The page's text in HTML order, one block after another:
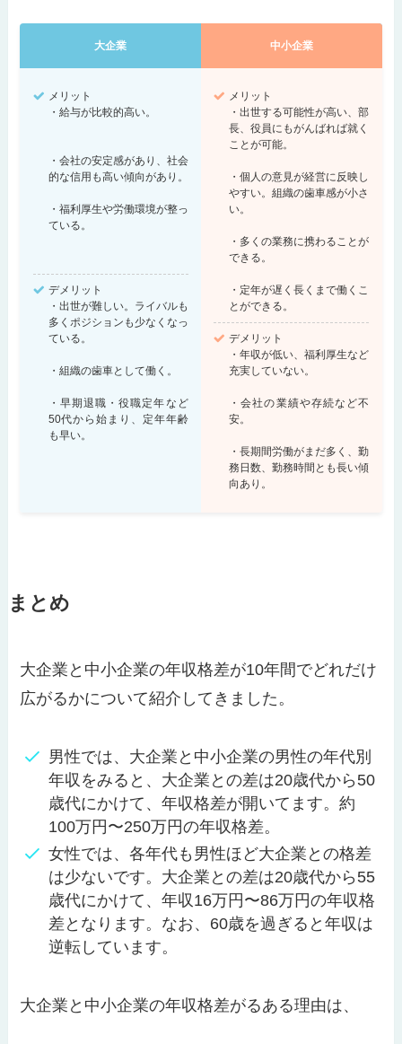
大企業 中小企業
メリット
・給与が比較的高い。
・会社の安定感があり、社会
的な信用も高い傾向があり。
・福利厚生や労働環境が整っ
ている。
デメリット
・出世が難しい。ライバルも
多くポジションも少なくなっ
ている。
・組織の歯車として働く。
・早期退職・役職定年など
50代から始まり、定年年齢
も早い。
メリット
・出世する可能性が高い、部
長、役員にもがんばれば就く
ことが可能。
・個人の意見が経営に反映し
やすい。組織の歯車感が小さ
い。
・多くの業務に携わることが
できる。
・定年が遅く長くまで働くこ
とができる。
デメリット
・年収が低い、福利厚生など
充実していない。
・会社の業績や存続など不
安。
・長期間労働がまだ多く、勤
務日数、勤務時間とも長い傾
向あり。
まとめ
大企業と中小企業の年収格差が10年間でどれだけ
広がるかについて紹介してきました。
男性では、大企業と中小企業の男性の年代別
年収をみると、大企業との差は20歳代から50
歳代にかけて、年収格差が開いてます。約
100万円〜250万円の年収格差。
女性では、各年代も男性ほど大企業との格差
は少ないです。大企業との差は20歳代から55
歳代にかけて、年収16万円〜86万円の年収格
差となります。なお、60歳を過ぎると年収は
逆転しています。
大企業と中小企業の年収格差がるある理由は、